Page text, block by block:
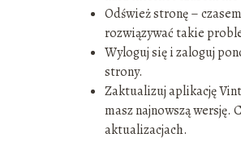
Odśwież stronę –
rozwiązywać takie
Wyloguj się i zaloguj
strony.
Zaktualizuj aplikację
masz najnowszą wersję.
aktualizacjach.